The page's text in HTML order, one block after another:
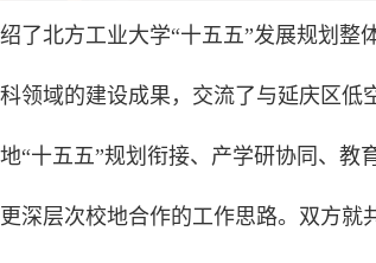
了北方工业大学“十五五”发展规划整
领域的建设成果，交流了与延庆区低
“十五五”规划衔接、产学研协同、教
深层次校地合作的工作思路。双方就